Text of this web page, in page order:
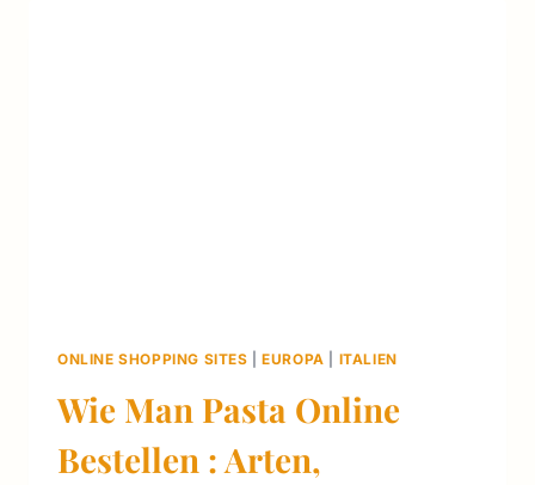
ONLINE SHOPPING SITES |EUROPA ITALIEN
Wie Man Pasta Online
Bestellen : Arten,